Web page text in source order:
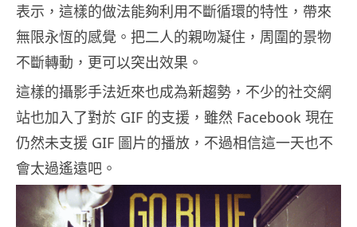
表示，這樣的做法能夠利用不斷循環的特性，帶來
無限永恆的感覺。把二人的親吻凝住，周圍的景物
不斷轉動，更可以突出效果。
這樣的攝影手法近來也成為新趨勢，不少的社交網
站也加入了對於 GIF 的支援，雖然 Facebook 現在
仍然未支援 GIF 圖片的播放，不過相信這一天也不
會太過遙遠吧。